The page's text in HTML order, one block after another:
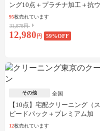
ング10点＋プラチナ加工＋抗ウ
イルス加工
95枚売れています
31,878円
12,980 円 59%OFF
その他 全国
【10点】宅配クリーニング（ス
ピードパック＋プレミアム加
工）
12枚売れています